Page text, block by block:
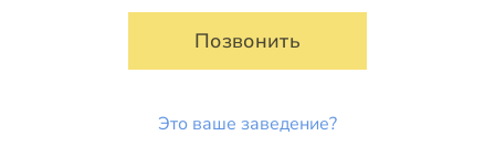
Позвонить
Это ваше заведение?